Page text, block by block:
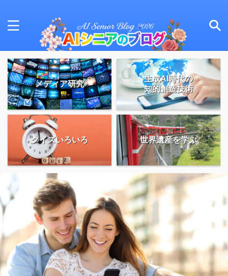
メディア研究
生成AI時代の
知的創造技術
クイズいろいろ 世界遺産を学ぶ